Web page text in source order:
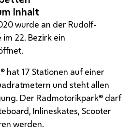
wurde an der Rudolf-
22. Bezirk ein
hat 17 Stationen auf einer
und steht allen
Der Radmotorikpark® darf
Inlineskates, Scooter
werden.